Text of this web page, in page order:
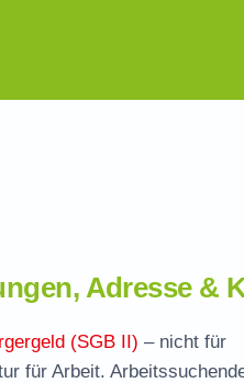
Adresse &
(SGB II) – nicht für
für Arbeit.